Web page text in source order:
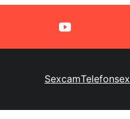
SexcamTelefonsex